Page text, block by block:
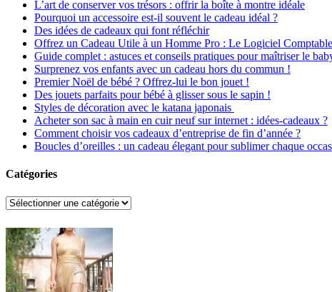
L’art de conserver vos trésors : offrir la boîte à montre idéale
Pourquoi un accessoire est-il souvent le cadeau idéal ?
Des idées de cadeaux qui font réfléchir
Offrez un Cadeau Utile à un Homme Pro : Le Logiciel
Guide complet : astuces et conseils pratiques pour maîtriser le
Surprenez vos enfants avec un cadeau hors du commun !
Premier Noël de bébé ? Offrez-lui le bon jouet !
Des jouets parfaits pour bébé à glisser sous le sapin !
Styles de décoration avec le katana japonais
Acheter son sac à main en cuir neuf sur internet : idées-cadeaux ?
Comment choisir vos cadeaux d’entreprise de fin d’année ?
Boucles d’oreilles : un cadeau élegant pour sublimer chaque
Catégories
Catégories